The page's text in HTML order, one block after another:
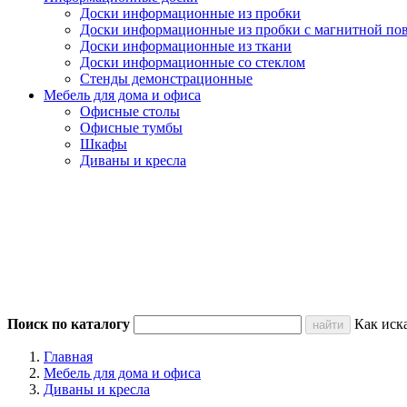
Доски информационные из пробки
Доски информационные из пробки с магнитной
Доски информационные из ткани
Доски информационные со стеклом
Стенды демонстрационные
Мебель для дома и офиса
Офисные столы
Офисные тумбы
Шкафы
Диваны и кресла
Поиск по каталогу Как
Главная
Мебель для дома и офиса
Диваны и кресла